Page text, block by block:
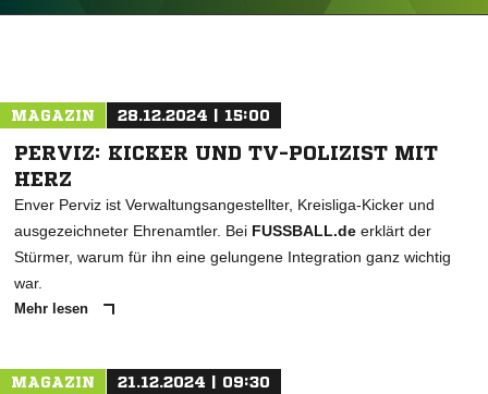
MAGAZIN 28.12.2024 | 15:00
PERVIZ: KICKER UND TV-POLIZIST MIT
HERZ
Enver Perviz ist Verwaltungsangestellter, Kreisliga-Kicker und
ausgezeichneter Ehrenamtler. Bei FUSSBALL.de erklärt der
Stürmer, warum für ihn eine gelungene Integration ganz wichtig
war.
Mehr lesen
MAGAZIN 21.12.2024 | 09:30